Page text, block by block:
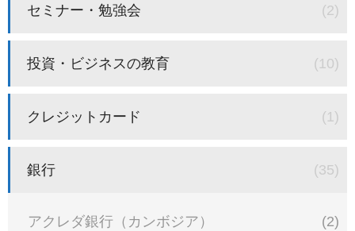
セミナー・勉強会 (2)
投資・ビジネスの教育 (10)
クレジットカード (1)
銀行 (35)
アクレダ銀行（カンボジア） (2)